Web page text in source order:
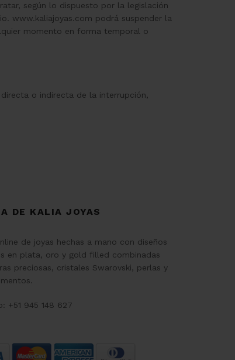
según lo dispuesto por la legislación
www.kaliajoyas.com podrá suspender la
momento en forma temporal o
o indirecta de la interrupción,
DE KALIA JOYAS
de joyas hechas a mano con diseños
en plata, oro y gold filled combinadas
preciosas, cristales Swarovski, perlas y
+51 945 148 627